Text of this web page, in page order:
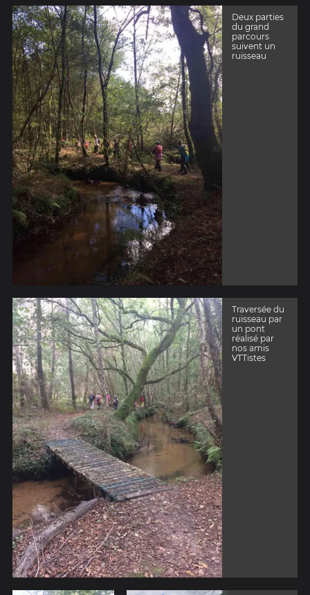
Deux parties
du grand
parcours
suivent un
ruisseau
Traversée du
ruisseau par
un pont
réalisé par
nos amis
VTTistes